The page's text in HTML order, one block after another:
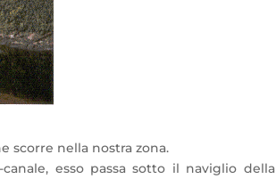
scorre nella nostra zona.
esso passa sotto il naviglio della